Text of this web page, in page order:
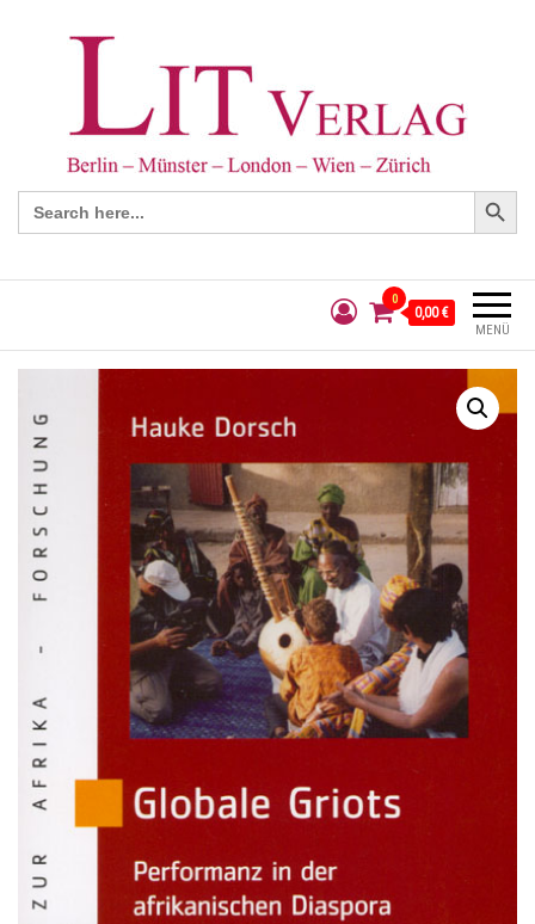
Search
for:
Search Button
MENÜ
0
0,00 €